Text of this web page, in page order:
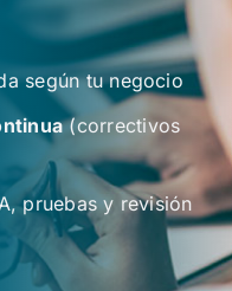
según tu negocio
(correctivos
pruebas y revisión